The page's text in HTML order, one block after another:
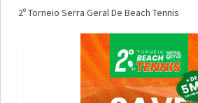
2º Torneio Serra Geral De Beach Tennis